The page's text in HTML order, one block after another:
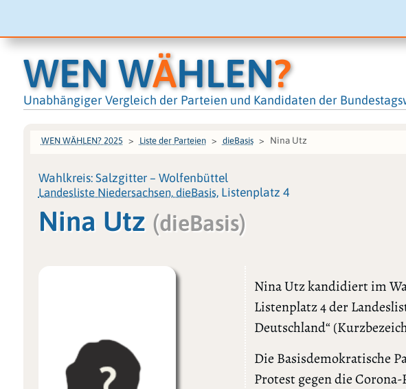
WEN WÄHLEN?
Unabhängiger Vergleich der Parteien und Kandidaten der
WEN WÄHLEN? 2025 Liste der Parteien dieBasis Nina Utz
Wahlkreis: Salzgitter – Wolfenbüttel
Landesliste Niedersachsen, dieBasis, Listenplatz 4
Nina Utz (dieBasis)
Nina Utz kandidiert im
Listenplatz 4 der
Deutschland“
Die Basisdemokratische
Protest gegen die